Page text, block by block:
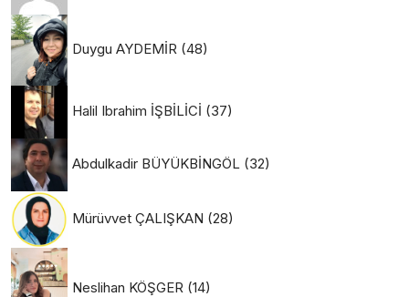
Duygu AYDEMİR (48)
Halil Ibrahim İŞBİLİCİ (37)
Abdulkadir BÜYÜKBİNGÖL (32)
Mürüvvet ÇALIŞKAN (28)
Neslihan KÖŞGER (14)